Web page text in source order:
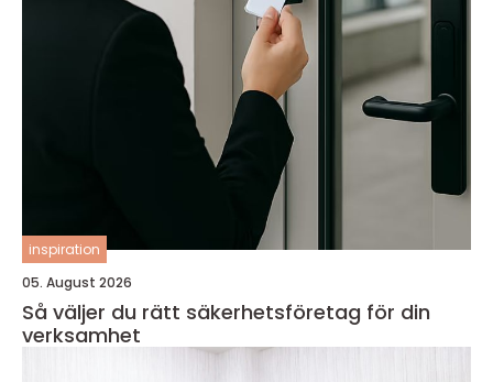
inspiration
05. August 2026
Så väljer du rätt säkerhetsföretag för din
verksamhet